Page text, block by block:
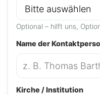
Optional – hilft uns,
Name der
Kirche / Institution